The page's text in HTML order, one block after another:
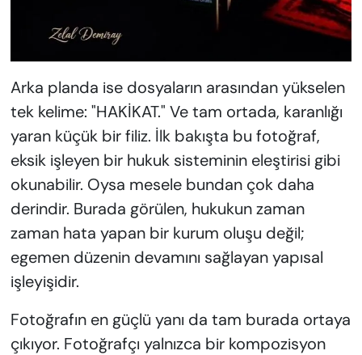
Arka planda ise dosyaların arasından yükselen
tek kelime: "HAKİKAT." Ve tam ortada, karanlığı
yaran küçük bir filiz. İlk bakışta bu fotoğraf,
eksik işleyen bir hukuk sisteminin eleştirisi gibi
okunabilir. Oysa mesele bundan çok daha
derindir. Burada görülen, hukukun zaman
zaman hata yapan bir kurum oluşu değil;
egemen düzenin devamını sağlayan yapısal
işleyişidir.
Fotoğrafın en güçlü yanı da tam burada ortaya
çıkıyor. Fotoğrafçı yalnızca bir kompozisyon
SİYASET